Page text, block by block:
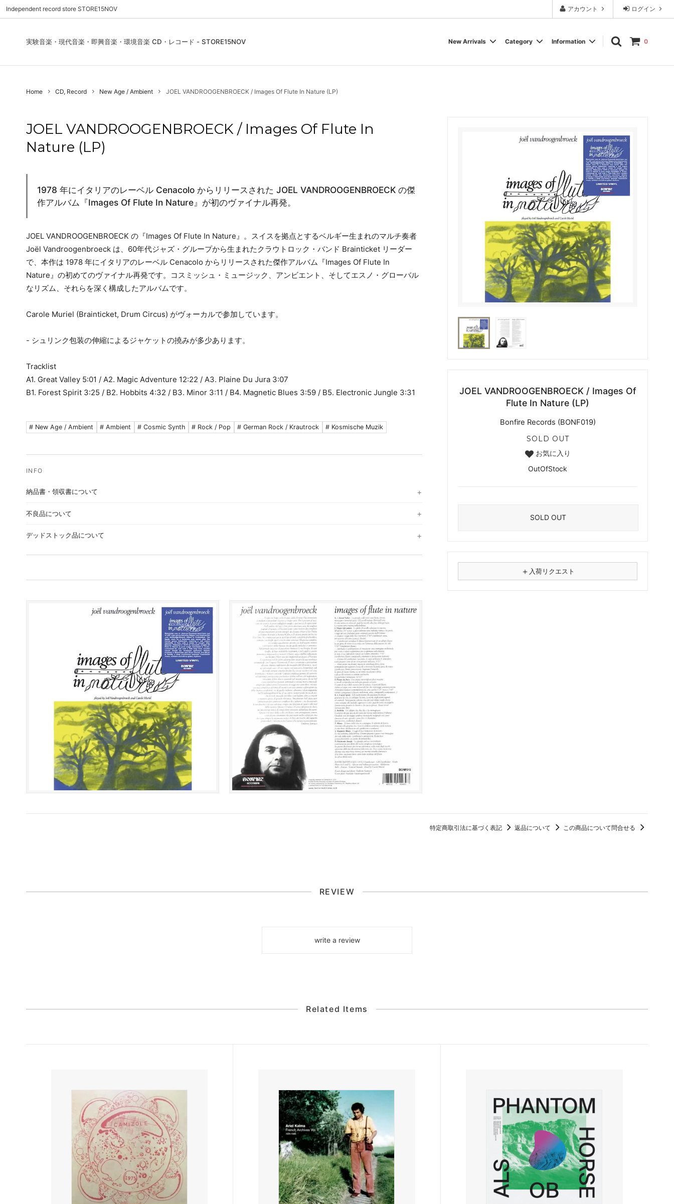
ログイン
アカウント
Independent record store STORE15NOV
実験音楽・現代音楽・即興音楽・環境音楽 CD・レコード - STORE15NOV 0
New Arrivals
Used - CD, Record DVD, VIDEO
Category
Folk / World / Country Jazz / Free Jazz
Heads / Club Jazz House Techno
Record Store Day
Information
Contact Us | お問合わせ お気に入りリスト
Home CD, Record New Age / Ambient JOEL VANDROOGENBROECK / Images Of Flute In Nature (LP)
JOEL VANDROOGENBROECK / Images Of
Flute In Nature (LP)
Bonfire Records (BONF019)
SOLD OUT
お気に入り
OutOfStock
SOLD OUT
＋ 入荷リクエスト
JOEL VANDROOGENBROECK / Images Of Flute In
Nature (LP)
1978 年にイタリアのレーベル Cenacolo からリリースされた JOEL VANDROOGENBROECK の傑
作アルバム『Images Of Flute In Nature』が初のヴァイナル再発。
JOEL VANDROOGENBROECK の『Images Of Flute In Nature』。スイスを拠点とするベルギー生まれのマルチ奏者
Joël Vandroogenbroeck は、60年代ジャズ・グループから生まれたクラウトロック・バンド Brainticket リーダー
で、本作は 1978 年にイタリアのレーベル Cenacolo からリリースされた傑作アルバム『Images Of Flute In
Nature』の初めてのヴァイナル再発です。コスミッシュ・ミュージック、アンビエント、そしてエスノ・グローバル
なリズム、それらを深く構成したアルバムです。
Carole Muriel (Brainticket, Drum Circus) がヴォーカルで参加しています。
- シュリンク包装の伸縮によるジャケットの撓みが多少あります。
Tracklist
A1. Great Valley 5:01 / A2. Magic Adventure 12:22 / A3. Plaine Du Jura 3:07
B1. Forest Spirit 3:25 / B2. Hobbits 4:32 / B3. Minor 3:11 / B4. Magnetic Blues 3:59 / B5. Electronic Jungle 3:31
# New Age / Ambient # Ambient # Cosmic Synth # Rock / Pop # German Rock / Krautrock # Kosmische Muzik
納品書・領収書について
不良品について
デッドストック品について
特定商取引法に基づく表記 返品について この商品について問合せる
REVIEW
write a review
Related Items